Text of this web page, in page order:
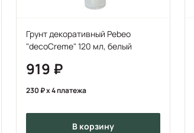
Грунт декоративный Pebeo
"decoCreme" 120 мл, белый
919
230 x 4 платежа
в корзину